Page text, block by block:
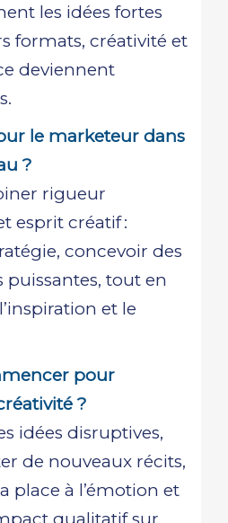
les idées fortes
formats, créativité et
deviennent
le marketeur dans
?
rigueur
esprit créatif :
concevoir des
tout en
et le
pour
?
idées disruptives,
de nouveaux récits,
place à l’émotion et
qualitatif sur